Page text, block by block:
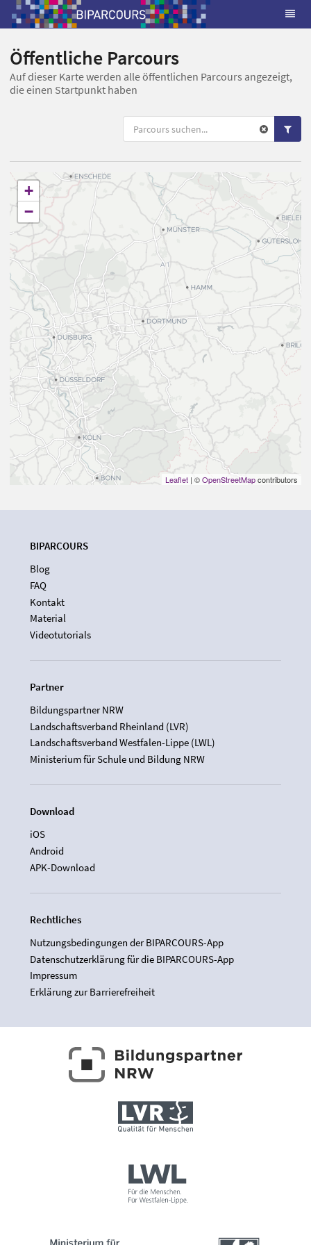
Öffentliche Parcours
Auf dieser Karte werden alle öffentlichen Parcours angezeigt,
die einen Startpunkt haben
+
−
Leaflet | ©OpenStreetMapcontributors
BIPARCOURS
Blog
FAQ
Kontakt
Material
Videotutorials
Partner
Bildungspartner NRW
Landschaftsverband Rheinland (LVR)
Landschaftsverband Westfalen-Lippe (LWL)
Ministerium für Schule und Bildung NRW
Download
iOS
Android
APK-Download
Rechtliches
Nutzungsbedingungen der BIPARCOURS-App
Datenschutzerklärung für die BIPARCOURS-App
Impressum
Erklärung zur Barrierefreiheit